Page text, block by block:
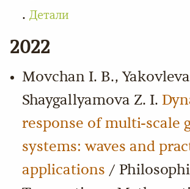
. Детали
2022
Movchan I. B., Yakovleva
Shaygallyamova Z. I.
response of multi-scale
systems: waves and
applications /